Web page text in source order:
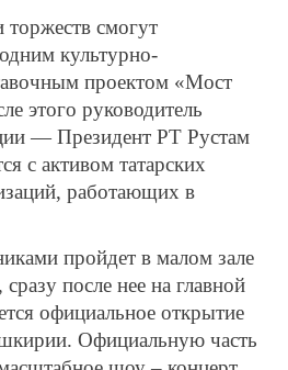
торжеств смогут
культурно-
проектом «Мост
этого руководитель
— Президент РТ Рустам
с активом татарских
работающих в
пройдет в малом зале
после нее на главной
официальное открытие
Официальную часть